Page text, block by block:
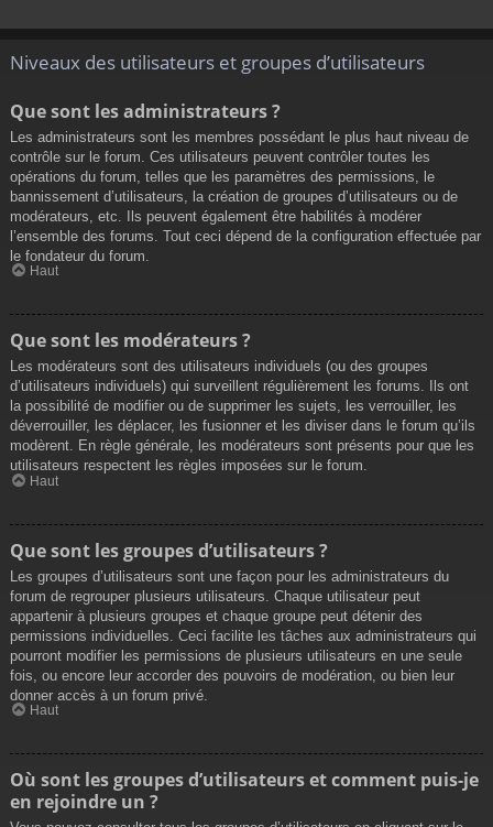
Niveaux des utilisateurs et groupes d’utilisateurs
Que sont les administrateurs ?
Les administrateurs sont les membres possédant le plus haut niveau de
contrôle sur le forum. Ces utilisateurs peuvent contrôler toutes les
opérations du forum, telles que les paramètres des permissions, le
bannissement d’utilisateurs, la création de groupes d’utilisateurs ou de
modérateurs, etc. Ils peuvent également être habilités à modérer
l’ensemble des forums. Tout ceci dépend de la configuration effectuée par
le fondateur du forum.
Haut
Que sont les modérateurs ?
Les modérateurs sont des utilisateurs individuels (ou des groupes
d’utilisateurs individuels) qui surveillent régulièrement les forums. Ils ont
la possibilité de modifier ou de supprimer les sujets, les verrouiller, les
déverrouiller, les déplacer, les fusionner et les diviser dans le forum qu’ils
modèrent. En règle générale, les modérateurs sont présents pour que les
utilisateurs respectent les règles imposées sur le forum.
Haut
Que sont les groupes d’utilisateurs ?
Les groupes d’utilisateurs sont une façon pour les administrateurs du
forum de regrouper plusieurs utilisateurs. Chaque utilisateur peut
appartenir à plusieurs groupes et chaque groupe peut détenir des
permissions individuelles. Ceci facilite les tâches aux administrateurs qui
pourront modifier les permissions de plusieurs utilisateurs en une seule
fois, ou encore leur accorder des pouvoirs de modération, ou bien leur
donner accès à un forum privé.
Haut
Où sont les groupes d’utilisateurs et comment puis-je
en rejoindre un ?